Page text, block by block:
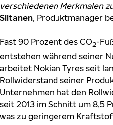
verschiedenen Merkmalen
Siltanen, Produktmanager
Fast 90 Prozent des CO2-
entstehen während seiner
arbeitet Nokian Tyres seit
Rollwiderstand seiner
Unternehmen hat den
seit 2013 im Schnitt um 8,5
was zu geringerem